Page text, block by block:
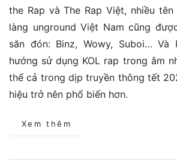
the Rap và The Rap Việt, nhiều
làng unground Việt Nam cũng
săn đón: Binz, Wowy, Suboi… Và
hướng sử dụng KOL rap trong âm
thể cả trong dịp truyền thông tết
hiệu trở nên phổ biến hơn.
Xem thêm